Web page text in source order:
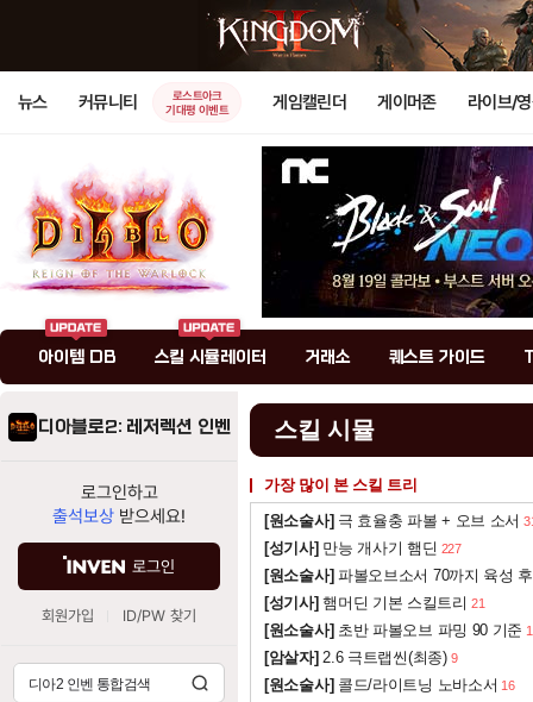
뉴스 커뮤니티
로스트아크
기대평 이벤트
게임캘린더 게이머존 라이브/
아이템 DB 스킬 시뮬레이터 거래소 퀘스트 가이드
디아블로2: 레저렉션 인벤
로그인하고
출석보상 받으세요!
로그인
회원가입 ID/PW 찾기
스킬 시뮬
가장 많이 본 스킬 트리
[원소술사] 극 효율충 파볼 + 오브 소서
[성기사] 만능 개사기 햄딘 227
[원소술사] 파볼오브소서 70까지 육성
[성기사] 햄머딘 기본 스킬트리 21
[원소술사] 초반 파볼오브 파밍 90 기준
[암살자] 2.6 극트랩씬(최종) 9
[원소술사] 콜드/라이트닝 노바소서 16